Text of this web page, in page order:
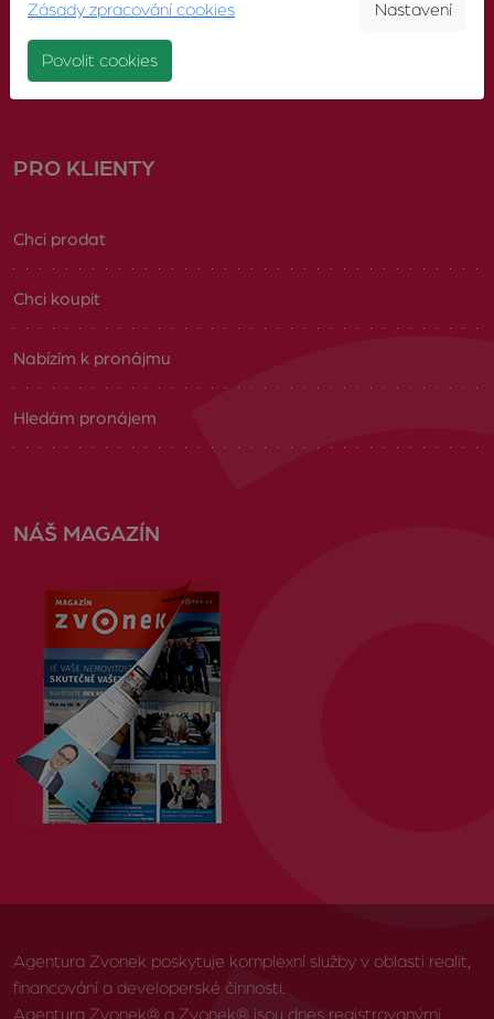
Volná pracovní místa
PRO KLIENTY
Chci prodat
Chci koupit
Nabízím k pronájmu
Hledám pronájem
NÁŠ MAGAZÍN
Agentura Zvonek poskytuje komplexní služby v oblasti realit,
financování a developerské činnosti.
Agentura Zvonek® a Zvonek® jsou dnes registrovanými
Zásady zpracování cookies Nastavení
Povolit cookies